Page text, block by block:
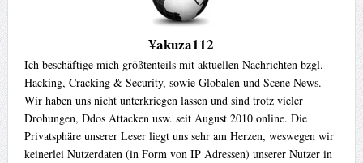
¥akuza112
Ich beschäftige mich größtenteils mit aktuellen Nachrichten bzgl.
Hacking, Cracking & Security, sowie Globalen und Scene News.
Wir haben uns nicht unterkriegen lassen und sind trotz vieler
Drohungen, Ddos Attacken usw. seit August 2010 online. Die
Privatsphäre unserer Leser liegt uns sehr am Herzen, weswegen wir
keinerlei Nutzerdaten (in Form von IP Adressen) unserer Nutzer in